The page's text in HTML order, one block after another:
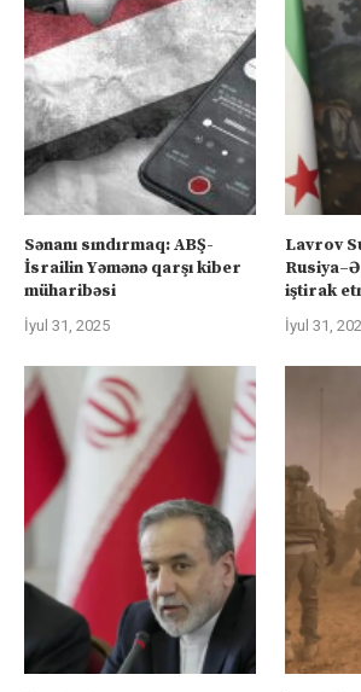
Sənanı sındırmaq: ABŞ-
İsrailin Yəmənə qarşı kiber
müharibəsi
İyul 31, 2025
Lavrov
iştirak
İyul 31,